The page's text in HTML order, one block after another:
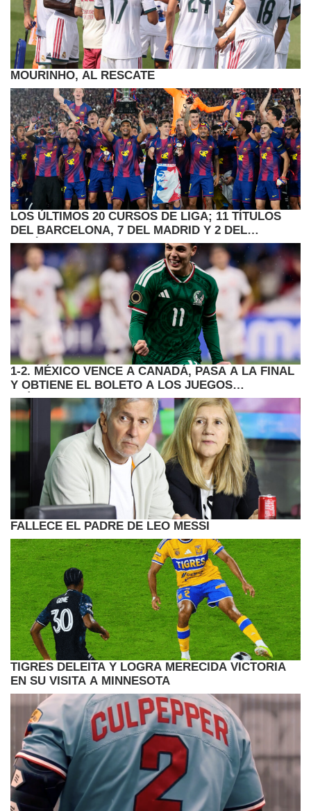
MOURINHO, AL RESCATE
LOS ÚLTIMOS 20 CURSOS DE LIGA; 11 TÍTULOS
DEL BARCELONA, 7 DEL MADRID Y 2 DEL
ATLÉTICO
1-2. MÉXICO VENCE A CANADÁ, PASA A LA FINAL
Y OBTIENE EL BOLETO A LOS JUEGOS
OLÍMPICOS
FALLECE EL PADRE DE LEO MESSI
TIGRES DELEITA Y LOGRA MERECIDA VICTORIA
EN SU VISITA A MINNESOTA